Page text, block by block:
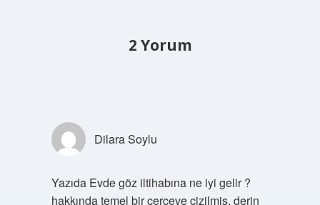
2 Yorum
Dilara Soylu
Yazıda Evde göz iltihabına ne iyi gelir ?
hakkında temel bir çerçeve çizilmiş, derin